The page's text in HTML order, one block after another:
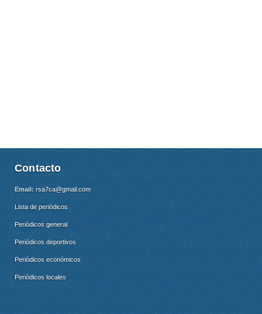
Contacto
Email: rsa7ca@gmail.com
Lista de periódicos
Periódicos general
Periódicos deportivos
Periódicos económicos
Periódicos locales